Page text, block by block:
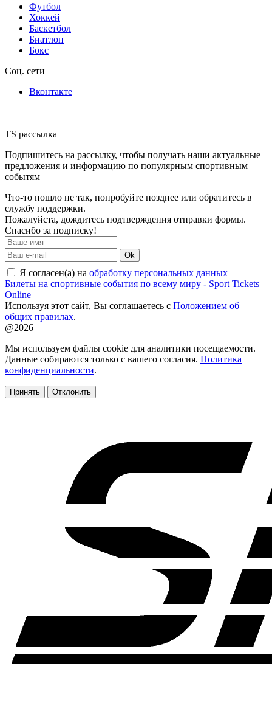
Футбол
Хоккей
Баскетбол
Биатлон
Бокс
Соц. сети
Вконтакте
TS рассылка
Подпишитесь на рассылку, чтобы получать наши актуальные
предложения и информацию по популярным спортивным
событям
Что-то пошло не так, попробуйте позднее или обратитесь в
службу поддержки.
Пожалуйста, дождитесь подтверждения отправки формы.
Спасибо за подписку!
Ok
Я согласен(а) на обработку персональных данных
Билеты на спортивные события по всему миру - Sport Tickets
Online
Используя этот сайт, Вы соглашаетесь с Положением об
общих правилах.
@2026
Мы используем файлы cookie для аналитики посещаемости.
Данные собираются только с вашего согласия. Политика
конфиденциальности.
Принять Отклонить